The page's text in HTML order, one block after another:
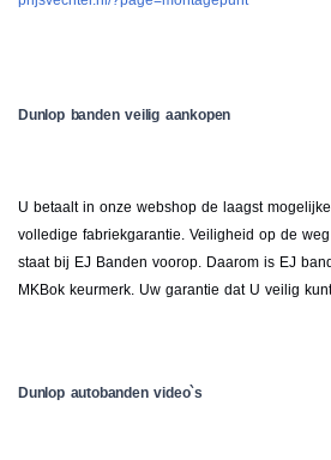
Dunlop banden veilig aankopen
U betaalt in onze webshop de laagst
volledige fabriekgarantie. Veiligheid op de
staat bij EJ Banden voorop. Daarom is EJ
MKBok keurmerk. Uw garantie dat U veilig
Dunlop autobanden video`s